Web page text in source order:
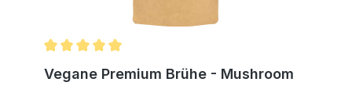
Vegane Premium Brühe - Mushroom